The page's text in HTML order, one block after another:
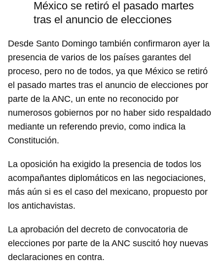
México se retiró el pasado martes
tras el anuncio de elecciones
Desde Santo Domingo también confirmaron ayer la
presencia de varios de los países garantes del
proceso, pero no de todos, ya que México se retiró
el pasado martes tras el anuncio de elecciones por
parte de la ANC, un ente no reconocido por
numerosos gobiernos por no haber sido respaldado
mediante un referendo previo, como indica la
Constitución.
La oposición ha exigido la presencia de todos los
acompañantes diplomáticos en las negociaciones,
más aún si es el caso del mexicano, propuesto por
los antichavistas.
La aprobación del decreto de convocatoria de
elecciones por parte de la ANC suscitó hoy nuevas
declaraciones en contra.